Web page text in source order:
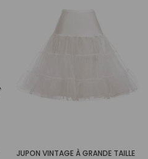
JUPON VINTAGE À GRANDE TAILLE